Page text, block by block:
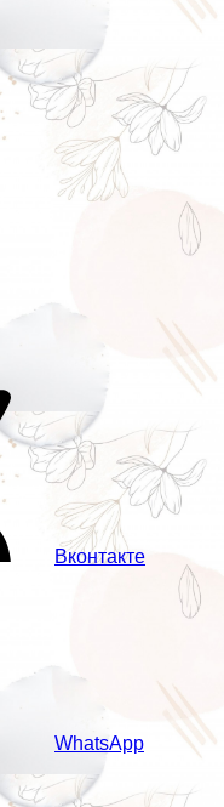
Вконтакте
WhatsApp